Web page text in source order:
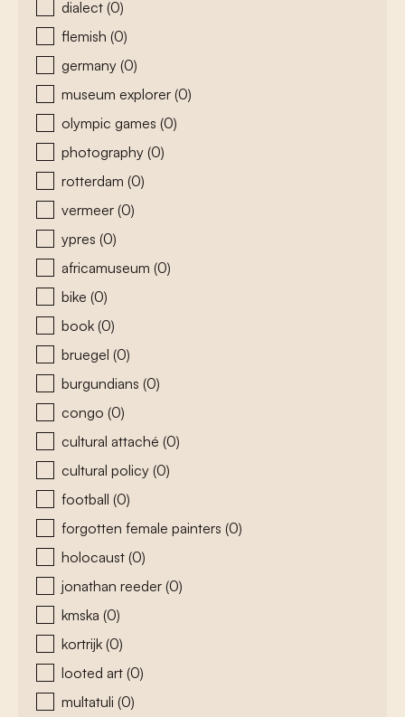
dialect (0)
flemish (0)
germany (0)
museum explorer (0)
olympic games (0)
photography (0)
rotterdam (0)
vermeer (0)
ypres (0)
africamuseum (0)
bike (0)
book (0)
bruegel (0)
burgundians (0)
congo (0)
cultural attaché (0)
cultural policy (0)
football (0)
forgotten female painters (0)
holocaust (0)
jonathan reeder (0)
kmska (0)
kortrijk (0)
looted art (0)
multatuli (0)